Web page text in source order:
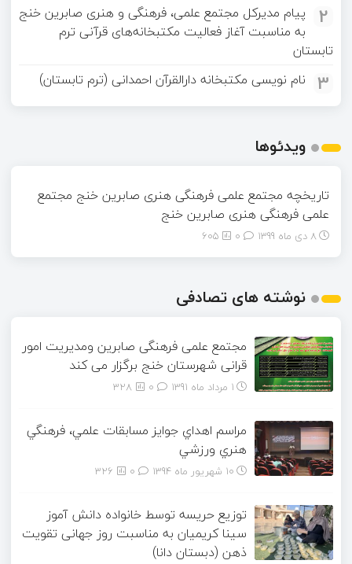
2
پیام مدیرکل مجتمع علمی، فرهنگی و هنری صابرین خنج
به مناسبت آغاز فعالیت مکتبخانه‌های قرآنی ترم
تابستان
3 نام نویسی مکتبخانه دارالقرآن احمدانی (ترم تابستان)
ویدئوها
تاریخچه مجتمع علمی فرهنگی هنری صابرین خنج مجتمع
علمی فرهنگی هنری صابرین خنج
8 دی ماه 1399 605
نوشته های تصادفی
مجتمع علمی فرهنگی صابرین ومدیریت امور
قرانی شهرستان خنج برگزار می کند
1 مرداد ماه 1391 328
مراسم اهداي جوايز مسابقات علمي، فرهنگي
هنري ورزشي
10 شهریور ماه 1394 326
توزیع حریسه توسط خانواده دانش آموز
سینا کریمیان به مناسبت روز جهانی تقویت
ذهن (دبستان دانا)